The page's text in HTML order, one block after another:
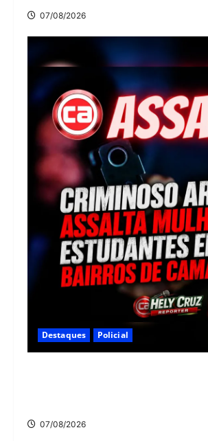
07/08/2026
Destaques Policial
07/08/2026